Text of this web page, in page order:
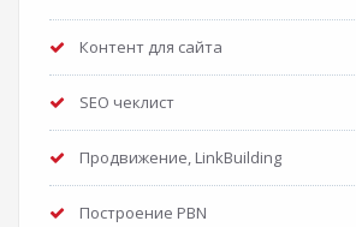
Контент для сайта
SEO чеклист
Продвижение, LinkBuilding
Построение PBN